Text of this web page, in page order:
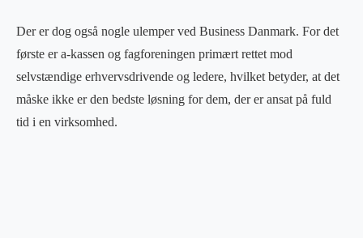
Der er dog også nogle ulemper ved Business Danmark. For det
første er a-kassen og fagforeningen primært rettet mod
selvstændige erhvervsdrivende og ledere, hvilket betyder, at det
måske ikke er den bedste løsning for dem, der er ansat på fuld
tid i en virksomhed.